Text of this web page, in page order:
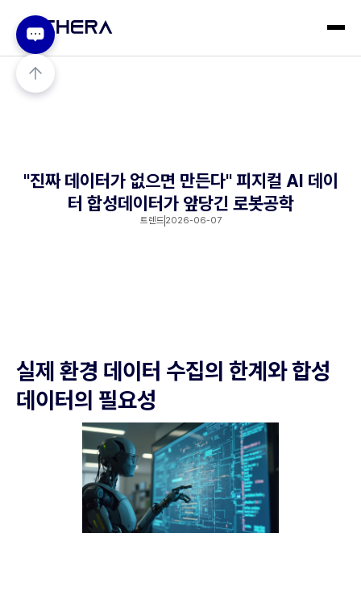
"진짜 데이터가 없으면 만든다" 피지컬 AI 데이
터 합성데이터가 앞당긴 로봇공학
트렌드 2026-06-07
실제 환경 데이터 수집의 한계와 합성
데이터의 필요성